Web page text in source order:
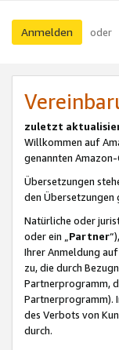
Anmelden oder
zuletzt
Willkommen auf
genannten
Übersetzungen
den Übersetzungen
Natürliche oder
oder ein „Partner
Ihrer Anmeldung
zu, die durch
Partnerprogramm,
Partnerprogramm).
des Verbots von
durch.